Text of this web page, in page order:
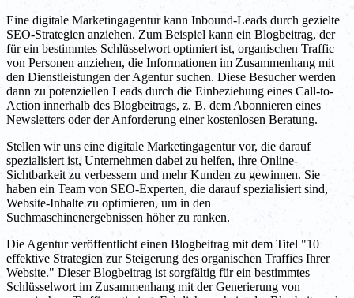
Eine digitale Marketingagentur kann Inbound-Leads durch gezielte
SEO-Strategien anziehen. Zum Beispiel kann ein Blogbeitrag, der
für ein bestimmtes Schlüsselwort optimiert ist, organischen Traffic
von Personen anziehen, die Informationen im Zusammenhang mit
den Dienstleistungen der Agentur suchen. Diese Besucher werden
dann zu potenziellen Leads durch die Einbeziehung eines Call-to-
Action innerhalb des Blogbeitrags, z. B. dem Abonnieren eines
Newsletters oder der Anforderung einer kostenlosen Beratung.
Stellen wir uns eine digitale Marketingagentur vor, die darauf
spezialisiert ist, Unternehmen dabei zu helfen, ihre Online-
Sichtbarkeit zu verbessern und mehr Kunden zu gewinnen. Sie
haben ein Team von SEO-Experten, die darauf spezialisiert sind,
Website-Inhalte zu optimieren, um in den
Suchmaschinenergebnissen höher zu ranken.
Die Agentur veröffentlicht einen Blogbeitrag mit dem Titel "10
effektive Strategien zur Steigerung des organischen Traffics Ihrer
Website." Dieser Blogbeitrag ist sorgfältig für ein bestimmtes
Schlüsselwort im Zusammenhang mit der Generierung von